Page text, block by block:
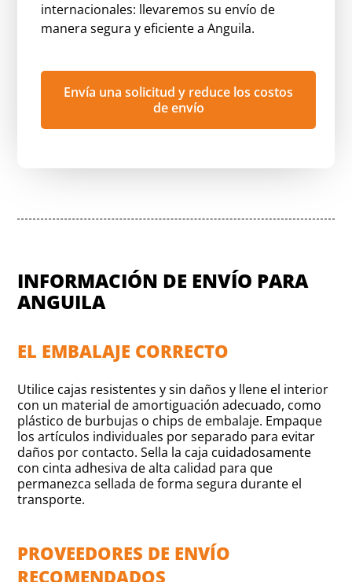
internacionales: llevaremos su envío de
manera segura y eficiente a Anguila.
Envía una solicitud y reduce los costos
de envío
INFORMACIÓN DE ENVÍO PARA
ANGUILA
EL EMBALAJE CORRECTO
Utilice cajas resistentes y sin daños y llene el interior
con un material de amortiguación adecuado, como
plástico de burbujas o chips de embalaje. Empaque
los artículos individuales por separado para evitar
daños por contacto. Sella la caja cuidadosamente
con cinta adhesiva de alta calidad para que
permanezca sellada de forma segura durante el
transporte.
PROVEEDORES DE ENVÍO
RECOMENDADOS